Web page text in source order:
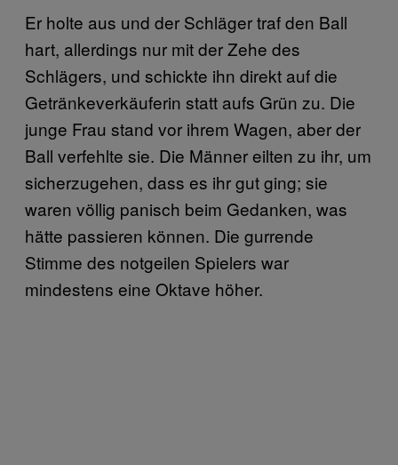
Er holte aus und der Schläger traf den Ball
hart, allerdings nur mit der Zehe des
Schlägers, und schickte ihn direkt auf die
Getränkeverkäuferin statt aufs Grün zu. Die
junge Frau stand vor ihrem Wagen, aber der
Ball verfehlte sie. Die Männer eilten zu ihr, um
sicherzugehen, dass es ihr gut ging; sie
waren völlig panisch beim Gedanken, was
hätte passieren können. Die gurrende
Stimme des notgeilen Spielers war
mindestens eine Oktave höher.